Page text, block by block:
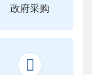
政府采购
